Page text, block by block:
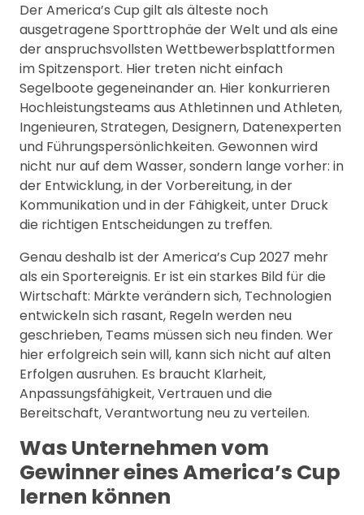
Der America’s Cup gilt als älteste noch
ausgetragene Sporttrophäe der Welt und als eine
der anspruchsvollsten Wettbewerbsplattformen
im Spitzensport. Hier treten nicht einfach
Segelboote gegeneinander an. Hier konkurrieren
Hochleistungsteams aus Athletinnen und Athleten,
Ingenieuren, Strategen, Designern, Datenexperten
und Führungspersönlichkeiten. Gewonnen wird
nicht nur auf dem Wasser, sondern lange vorher: in
der Entwicklung, in der Vorbereitung, in der
Kommunikation und in der Fähigkeit, unter Druck
die richtigen Entscheidungen zu treffen.
Genau deshalb ist der America’s Cup 2027 mehr
als ein Sportereignis. Er ist ein starkes Bild für die
Wirtschaft: Märkte verändern sich, Technologien
entwickeln sich rasant, Regeln werden neu
geschrieben, Teams müssen sich neu finden. Wer
hier erfolgreich sein will, kann sich nicht auf alten
Erfolgen ausruhen. Es braucht Klarheit,
Anpassungsfähigkeit, Vertrauen und die
Bereitschaft, Verantwortung neu zu verteilen.
Was Unternehmen vom
Gewinner eines America’s Cup
lernen können